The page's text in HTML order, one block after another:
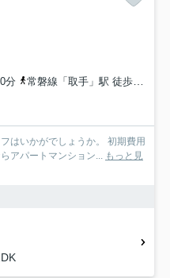
分
常磐線「取手」駅 徒歩29分
はいかがでしょうか。 初期費用
アパートマンション... もっと見